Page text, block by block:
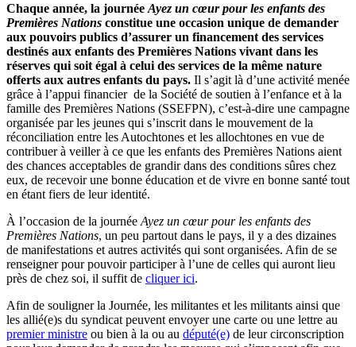
Chaque année, la journée Ayez un cœur pour les enfants des
Premières Nations constitue une occasion unique de demander
aux pouvoirs publics d’assurer un financement des services
destinés aux enfants des Premières Nations vivant dans les
réserves qui soit égal à celui des services de la même nature
offerts aux autres enfants du pays. Il s’agit là d’une activité menée
grâce à l’appui financier de la Société de soutien à l’enfance et à la
famille des Premières Nations (SSEFPN), c’est-à-dire une campagne
organisée par les jeunes qui s’inscrit dans le mouvement de la
réconciliation entre les Autochtones et les allochtones en vue de
contribuer à veiller à ce que les enfants des Premières Nations aient
des chances acceptables de grandir dans des conditions sûres chez
eux, de recevoir une bonne éducation et de vivre en bonne santé tout
en étant fiers de leur identité.
À l’occasion de la journée Ayez un cœur pour les enfants des
Premières Nations, un peu partout dans le pays, il y a des dizaines
de manifestations et autres activités qui sont organisées. Afin de se
renseigner pour pouvoir participer à l’une de celles qui auront lieu
près de chez soi, il suffit de cliquer ici.
Afin de souligner la Journée, les militantes et les militants ainsi que
les allié(e)s du syndicat peuvent envoyer une carte ou une lettre au
premier ministre ou bien à la ou au député(e) de leur circonscription